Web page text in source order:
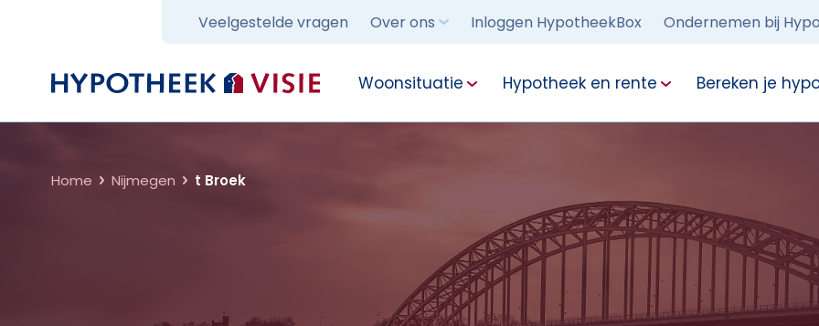
Veelgestelde vragen Over ons Inloggen HypotheekBox Ondernemen bij
Terug naar home Woonsituatie Hypotheek en rente Bereken je
Home Nijmegen t Broek